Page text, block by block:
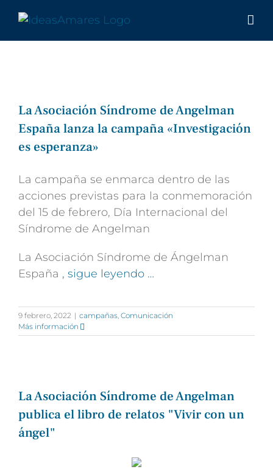
contenido
La Asociación Síndrome de Angelman
España lanza la campaña «Investigación
es esperanza»
La campaña se enmarca dentro de las
acciones previstas para la conmemoración
del 15 de febrero, Día Internacional del
Síndrome de Angelman
La Asociación Síndrome de Ángelman
España , sigue leyendo …
9 febrero, 2022 | campañas, Comunicación
Más información
La Asociación Síndrome de Angelman
publica el libro de relatos "Vivir con un
ángel"